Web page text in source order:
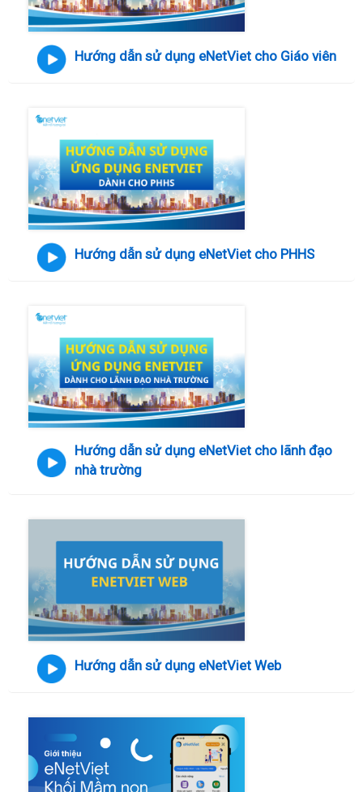
Hướng dẫn sử dụng eNetViet cho Giáo viên
Hướng dẫn sử dụng eNetViet cho PHHS
Hướng dẫn sử dụng eNetViet cho lãnh đạo
nhà trường
Hướng dẫn sử dụng eNetViet Web